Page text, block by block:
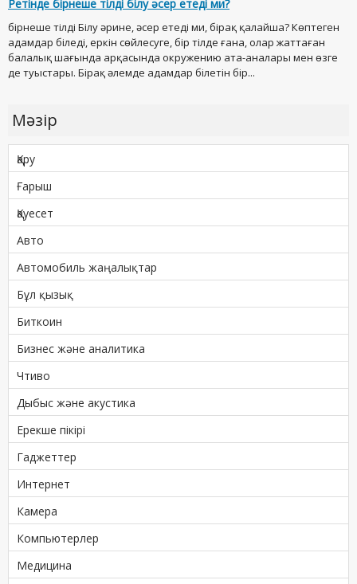
Ретінде бірнеше тілді білу әсер етеді ми?
бірнеше тілді Білу әрине, әсер етеді ми, бірақ қалайша? Көптеген
адамдар біледі, еркін сөйлесуге, бір тілде ғана, олар жаттаған
балалық шағында арқасында окружению ата-аналары мен өзге
де туыстары. Бірақ әлемде адамдар білетін бір...
Мәзір
Қару
Ғарыш
Қауесет
Авто
Автомобиль жаңалықтар
Бұл қызық
Биткоин
Бизнес және аналитика
Чтиво
Дыбыс және акустика
Ерекше пікірі
Гаджеттер
Интернет
Камера
Компьютерлер
Медицина